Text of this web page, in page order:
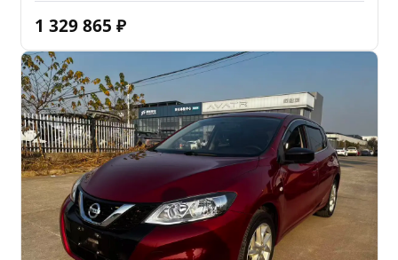
1 329 865 ₽